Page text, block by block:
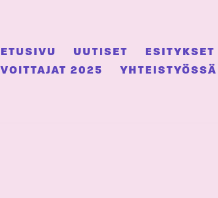
ETUSIVU UUTISET ESITYKSET
VOITTAJAT 2025
YHTEISTYÖSSÄ